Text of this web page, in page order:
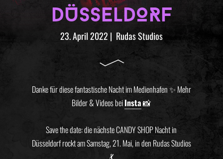
DÜSSELDORF
23. April 2022 | Rudas Studios
Danke für diese fantastische Nacht im Medienhafen ✨ Mehr
Bilder & Videos beiInsta📸
Save the date: die nächste CANDY SHOP Nacht in
Düsseldorf rockt am Samstag, 21. Mai, in den Rudas Studios
💃